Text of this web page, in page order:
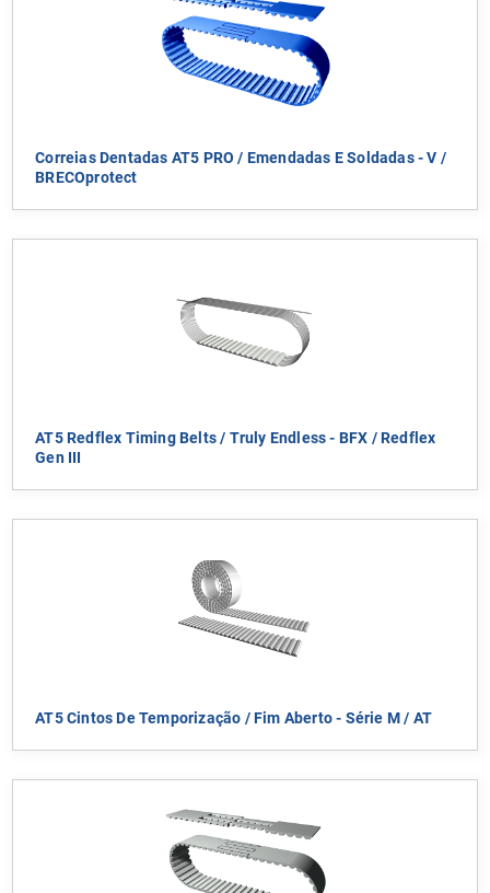
Correias Dentadas AT5 PRO / Emendadas E Soldadas - V /
BRECOprotect
AT5 Redflex Timing Belts / Truly Endless - BFX / Redflex
Gen III
AT5 Cintos De Temporização / Fim Aberto - Série M / AT